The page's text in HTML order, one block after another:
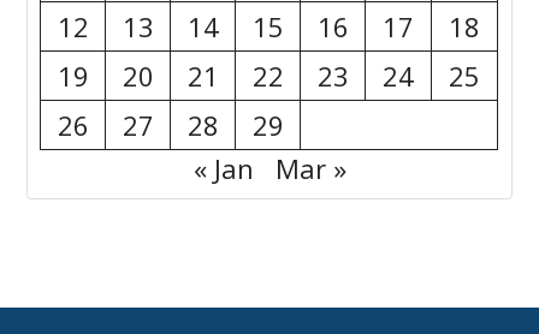
12
13 14 15 16 17
18
19
20 21 22 23 24
25
26
27 28
29
« Jan
Mar »